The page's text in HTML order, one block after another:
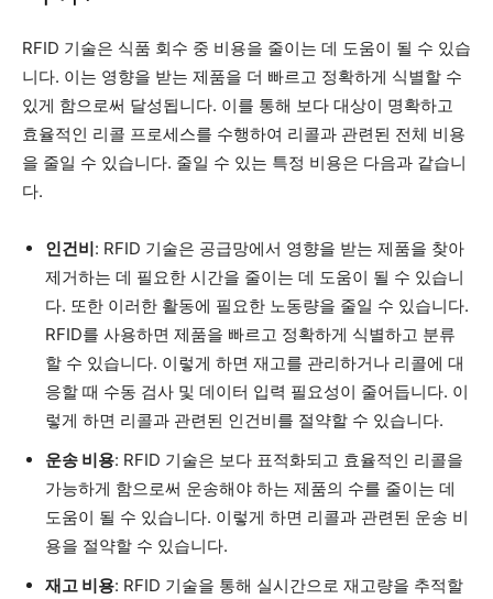
RFID 기술은 식품 회수 중 비용을 줄이는 데 도움이 될 수 있습
니다. 이는 영향을 받는 제품을 더 빠르고 정확하게 식별할 수
있게 함으로써 달성됩니다. 이를 통해 보다 대상이 명확하고
효율적인 리콜 프로세스를 수행하여 리콜과 관련된 전체 비용
을 줄일 수 있습니다. 줄일 수 있는 특정 비용은 다음과 같습니
다.
인건비: RFID 기술은 공급망에서 영향을 받는 제품을 찾아
제거하는 데 필요한 시간을 줄이는 데 도움이 될 수 있습니
다. 또한 이러한 활동에 필요한 노동량을 줄일 수 있습니다.
RFID를 사용하면 제품을 빠르고 정확하게 식별하고 분류
할 수 있습니다. 이렇게 하면 재고를 관리하거나 리콜에 대
응할 때 수동 검사 및 데이터 입력 필요성이 줄어듭니다. 이
렇게 하면 리콜과 관련된 인건비를 절약할 수 있습니다.
운송 비용: RFID 기술은 보다 표적화되고 효율적인 리콜을
가능하게 함으로써 운송해야 하는 제품의 수를 줄이는 데
도움이 될 수 있습니다. 이렇게 하면 리콜과 관련된 운송 비
용을 절약할 수 있습니다.
재고 비용: RFID 기술을 통해 실시간으로 재고량을 추적할